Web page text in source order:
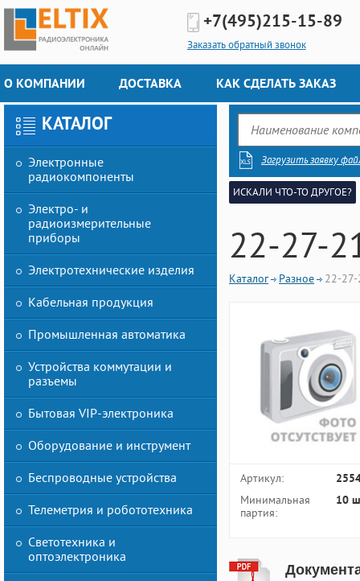
+7(495)215-15-89
Заказать обратный звонок
О КОМПАНИИ ДОСТАВКА КАК СДЕЛАТЬ ЗАКАЗ
КАТАЛОГ
Электронные
радиокомпоненты
Электро- и
радиоизмерительные
приборы
Электротехнические изделия
Кабельная продукция
Промышленная автоматика
Устройства коммутации и
разъемы
Бытовая VIP-электроника
Оборудование и инструмент
Беспроводные устройства
Телеметрия и робототехника
Светотехника и
оптоэлектроника
Загрузить заявку
ИСКАЛИ ЧТО-ТО ДРУГОЕ?
22-27-
Каталог Разное 22-
Артикул:
Минимальная
партия:
10